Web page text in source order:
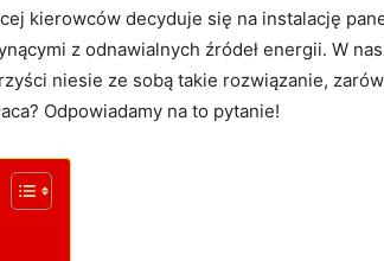
kierowców decyduje się na instalację
z odnawialnych źródeł energii. W
niesie ze sobą ⁤takie rozwiązanie,
Odpowiadamy ⁣na to​ pytanie!